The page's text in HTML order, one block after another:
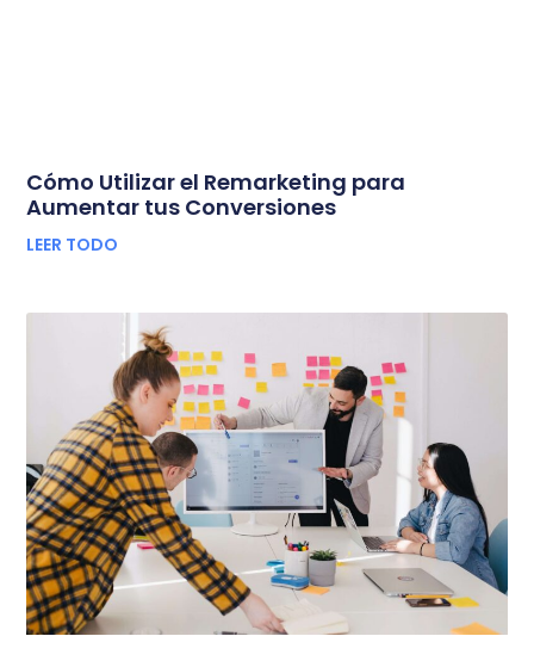
Cómo Utilizar el Remarketing para
Aumentar tus Conversiones
LEER TODO